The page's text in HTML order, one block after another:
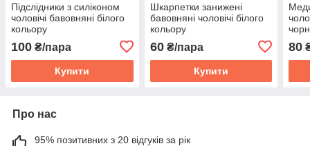
Підслідники з силіконом
чоловічі бавовняні білого
кольору
100 ₴/пара
Купити
Шкарпетки занижені
бавовняні чоловічі білого
кольору
60₴/пара
Купити
80
Про нас
95% позитивних з 20 відгуків за рік